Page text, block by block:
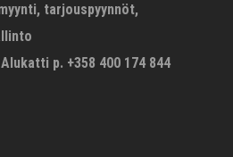
tarjouspyynnöt,
p. +358 400 174 844